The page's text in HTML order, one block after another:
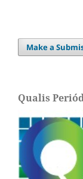
Make a
Qualis